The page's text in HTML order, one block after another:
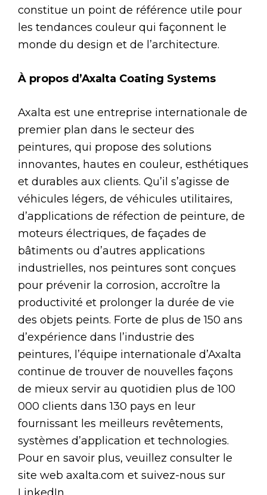
constitue un point de référence utile pour
les tendances couleur qui façonnent le
monde du design et de l’architecture.
À propos d’Axalta Coating Systems
Axalta est une entreprise internationale de
premier plan dans le secteur des
peintures, qui propose des solutions
innovantes, hautes en couleur, esthétiques
et durables aux clients. Qu’il s’agisse de
véhicules légers, de véhicules utilitaires,
d’applications de réfection de peinture, de
moteurs électriques, de façades de
bâtiments ou d’autres applications
industrielles, nos peintures sont conçues
pour prévenir la corrosion, accroître la
productivité et prolonger la durée de vie
des objets peints. Forte de plus de 150 ans
d’expérience dans l’industrie des
peintures, l’équipe internationale d’Axalta
continue de trouver de nouvelles façons
de mieux servir au quotidien plus de 100
000 clients dans 130 pays en leur
fournissant les meilleurs revêtements,
systèmes d’application et technologies.
Pour en savoir plus, veuillez consulter le
site web axalta.com et suivez-nous sur